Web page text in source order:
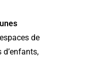
de